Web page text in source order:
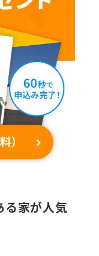
る家が人気